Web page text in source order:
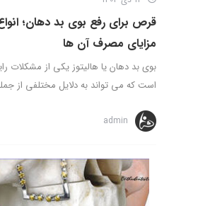
قرص برای رفع بوی بد دهان؛
مزایای مصرف آن ها
بوی بد دهان یا هالیتوز یکی از مشکلات
است که می تواند به دلایل مختلفی از
admin